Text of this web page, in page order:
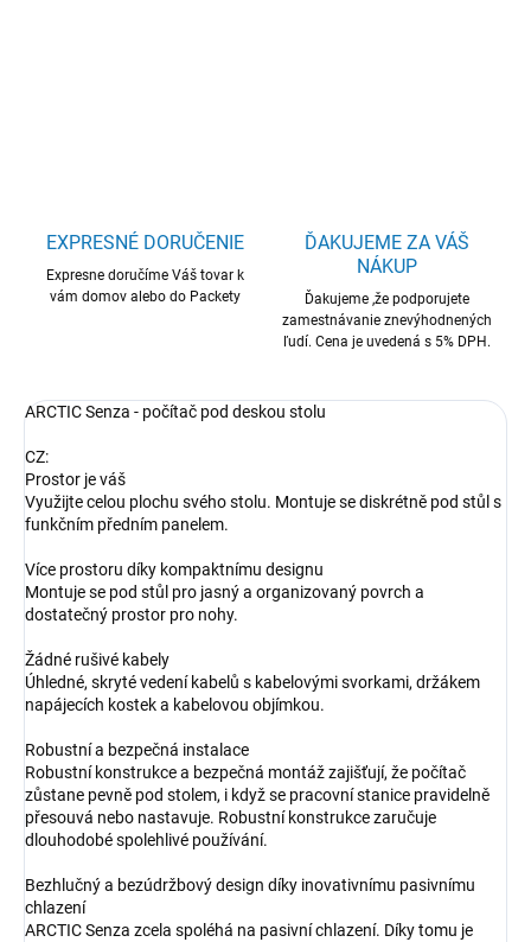
EXPRESNÉ DORUČENIE
Expresne doručíme Váš tovar k
vám domov alebo do Packety
ĎAKUJEME ZA VÁŠ
NÁKUP
Ďakujeme ,že podporujete
zamestnávanie znevýhodnených
ľudí. Cena je uvedená s 5% DPH.
ARCTIC Senza - počítač pod deskou stolu
CZ:
Prostor je váš
Využijte celou plochu svého stolu. Montuje se diskrétně pod stůl s
funkčním předním panelem.
Více prostoru díky kompaktnímu designu
Montuje se pod stůl pro jasný a organizovaný povrch a
dostatečný prostor pro nohy.
Žádné rušivé kabely
Úhledné, skryté vedení kabelů s kabelovými svorkami, držákem
napájecích kostek a kabelovou objímkou.
Robustní a bezpečná instalace
Robustní konstrukce a bezpečná montáž zajišťují, že počítač
zůstane pevně pod stolem, i když se pracovní stanice pravidelně
přesouvá nebo nastavuje. Robustní konstrukce zaručuje
dlouhodobé spolehlivé používání.
Bezhlučný a bezúdržbový design díky inovativnímu pasivnímu
chlazení
ARCTIC Senza zcela spoléhá na pasivní chlazení. Díky tomu je